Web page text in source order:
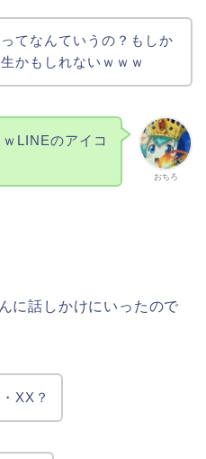
てなんていうの？もしか
かもしれないｗｗｗ
おちろ
LINEのアイコ
に話しかけにいったので
XX？